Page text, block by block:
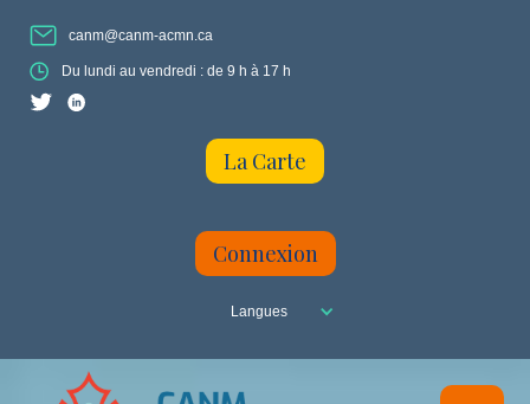
canm@canm-acmn.ca
Du lundi au vendredi : de 9 h à 17 h
La Carte
Connexion
Langues